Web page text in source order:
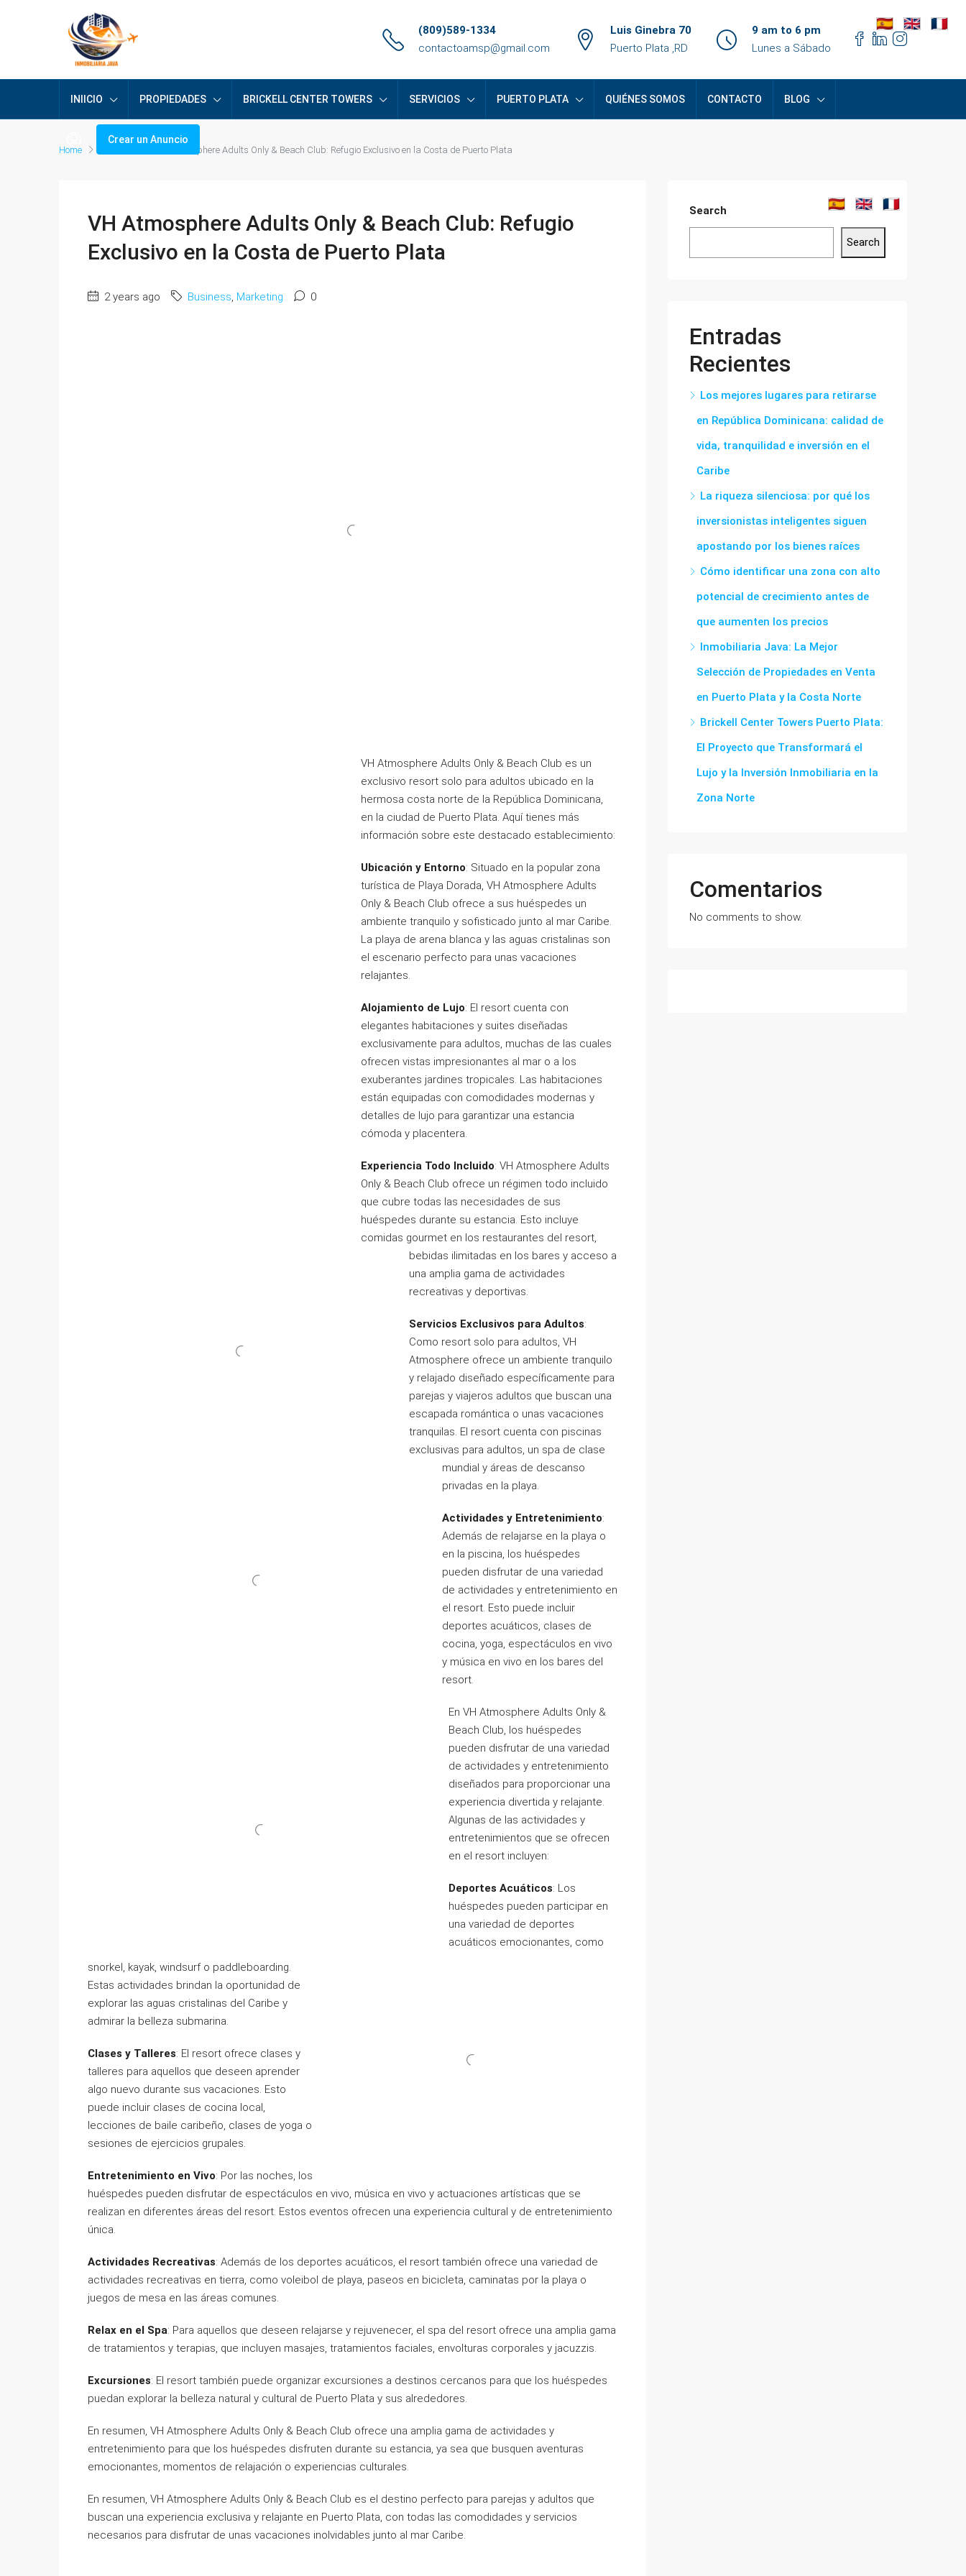
(809)589-1334
contactoamsp@gmail.com
Luis Ginebra 70
Puerto Plata ,RD
9 am to 6 pm
Lunes a Sábado
INIICIO PROPIEDADES BRICKELL CENTER TOWERS SERVICIOS PUERTO PLATA QUIÉNES SOMOS CONTACTO BLOG
Crear un Anuncio
Home VH Atmosphere Adults Only & Beach Club: Refugio Exclusivo en la Costa de Puerto Plata
VH Atmosphere Adults Only & Beach Club: Refugio
Exclusivo en la Costa de Puerto Plata
2 years ago Business, Marketing 0
VH Atmosphere Adults Only & Beach Club es un
exclusivo resort solo para adultos ubicado en la
hermosa costa norte de la República Dominicana,
en la ciudad de Puerto Plata. Aquí tienes más
información sobre este destacado establecimiento:
Ubicación y Entorno: Situado en la popular zona
turística de Playa Dorada, VH Atmosphere Adults
Only & Beach Club ofrece a sus huéspedes un
ambiente tranquilo y sofisticado junto al mar Caribe.
La playa de arena blanca y las aguas cristalinas son
el escenario perfecto para unas vacaciones
relajantes.
Alojamiento de Lujo: El resort cuenta con
elegantes habitaciones y suites diseñadas
exclusivamente para adultos, muchas de las cuales
ofrecen vistas impresionantes al mar o a los
exuberantes jardines tropicales. Las habitaciones
están equipadas con comodidades modernas y
detalles de lujo para garantizar una estancia
cómoda y placentera.
Experiencia Todo Incluido: VH Atmosphere Adults
Only & Beach Club ofrece un régimen todo incluido
que cubre todas las necesidades de sus
huéspedes durante su estancia. Esto incluye
comidas gourmet en los restaurantes del resort,
bebidas ilimitadas en los bares y acceso a
una amplia gama de actividades
recreativas y deportivas.
Servicios Exclusivos para Adultos:
Como resort solo para adultos, VH
Atmosphere ofrece un ambiente tranquilo
y relajado diseñado específicamente para
parejas y viajeros adultos que buscan una
escapada romántica o unas vacaciones
tranquilas. El resort cuenta con piscinas
exclusivas para adultos, un spa de clase
mundial y áreas de descanso
privadas en la playa.
Actividades y Entretenimiento:
Además de relajarse en la playa o
en la piscina, los huéspedes
pueden disfrutar de una variedad
de actividades y entretenimiento en
el resort. Esto puede incluir
deportes acuáticos, clases de
cocina, yoga, espectáculos en vivo
y música en vivo en los bares del
resort.
En VH Atmosphere Adults Only &
Beach Club, los huéspedes
pueden disfrutar de una variedad
de actividades y entretenimiento
diseñados para proporcionar una
experiencia divertida y relajante.
Algunas de las actividades y
entretenimientos que se ofrecen
en el resort incluyen:
Deportes Acuáticos: Los
huéspedes pueden participar en
una variedad de deportes
acuáticos emocionantes, como
snorkel, kayak, windsurf o paddleboarding.
Estas actividades brindan la oportunidad de
explorar las aguas cristalinas del Caribe y
admirar la belleza submarina.
Clases y Talleres: El resort ofrece clases y
talleres para aquellos que deseen aprender
algo nuevo durante sus vacaciones. Esto
puede incluir clases de cocina local,
lecciones de baile caribeño, clases de yoga o
sesiones de ejercicios grupales.
Entretenimiento en Vivo: Por las noches, los
huéspedes pueden disfrutar de espectáculos en vivo, música en vivo y actuaciones artísticas que se
realizan en diferentes áreas del resort. Estos eventos ofrecen una experiencia cultural y de entretenimiento
única.
Actividades Recreativas: Además de los deportes acuáticos, el resort también ofrece una variedad de
actividades recreativas en tierra, como voleibol de playa, paseos en bicicleta, caminatas por la playa o
juegos de mesa en las áreas comunes.
Relax en el Spa: Para aquellos que deseen relajarse y rejuvenecer, el spa del resort ofrece una amplia gama
de tratamientos y terapias, que incluyen masajes, tratamientos faciales, envolturas corporales y jacuzzis.
Excursiones: El resort también puede organizar excursiones a destinos cercanos para que los huéspedes
puedan explorar la belleza natural y cultural de Puerto Plata y sus alrededores.
En resumen, VH Atmosphere Adults Only & Beach Club ofrece una amplia gama de actividades y
entretenimiento para que los huéspedes disfruten durante su estancia, ya sea que busquen aventuras
emocionantes, momentos de relajación o experiencias culturales.
En resumen, VH Atmosphere Adults Only & Beach Club es el destino perfecto para parejas y adultos que
buscan una experiencia exclusiva y relajante en Puerto Plata, con todas las comodidades y servicios
necesarios para disfrutar de unas vacaciones inolvidables junto al mar Caribe.
Search
Search
Entradas
Recientes
Los mejores lugares para retirarse
en República Dominicana: calidad de
vida, tranquilidad e inversión en el
Caribe
La riqueza silenciosa: por qué los
inversionistas inteligentes siguen
apostando por los bienes raíces
Cómo identificar una zona con alto
potencial de crecimiento antes de
que aumenten los precios
Inmobiliaria Java: La Mejor
Selección de Propiedades en Venta
en Puerto Plata y la Costa Norte
Brickell Center Towers Puerto Plata:
El Proyecto que Transformará el
Lujo y la Inversión Inmobiliaria en la
Zona Norte
Comentarios
No comments to show.